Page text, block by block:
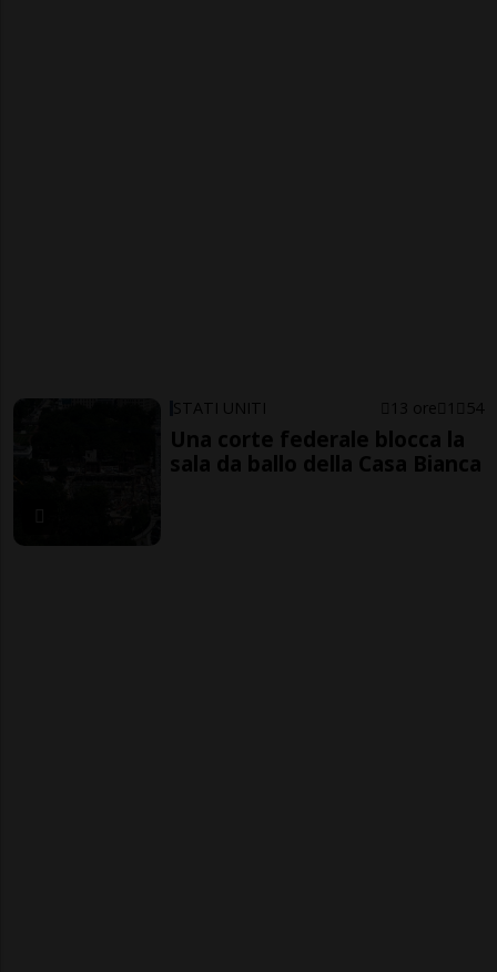
STATI UNITI 13 ore 1 54
Una corte federale blocca la
sala da ballo della Casa Bianca